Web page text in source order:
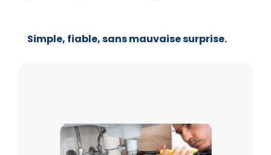
Simple, fiable, sans mauvaise surprise.